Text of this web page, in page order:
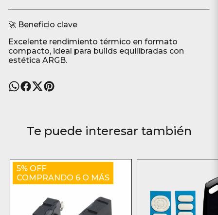
🚀 Beneficio clave
Excelente rendimiento térmico en formato
compacto, ideal para builds equilibradas con
estética ARGB.
Te puede interesar también
5% OFF
COMPRANDO 6 O MÁS